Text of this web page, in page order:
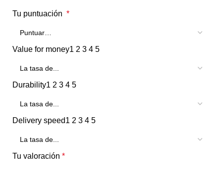
Tu puntuación *
Value for money1 2 3 4 5
Durability1 2 3 4 5
Delivery speed1 2 3 4 5
Tu valoración *